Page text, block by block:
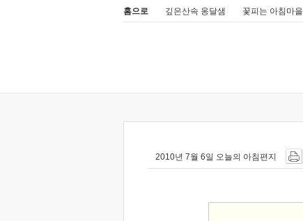
홈으로 깊은산속 옹달샘 꽃피는 아침마을
2010년 7월 6일 오늘의 아침편지